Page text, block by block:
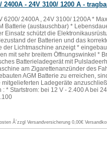
2400A - 24V 3100/ 1200 A -
6200/ 2400A , 24V 3100/ 1200A *
Batterie (austauschbar) *
Einsatz schützt die
der Batterien und das
der Lichtmaschine anzeigt *
mit sehr breitem Öffnungswinkel *
Batterieladegerät mit
am Zigarettenanzünder des
AGM Batterie zu erreichen,
Ladegeräte
* Startstrom: bei 12 V - 2.400 A bei
Â´zzgl Versandversicherung 0,00€